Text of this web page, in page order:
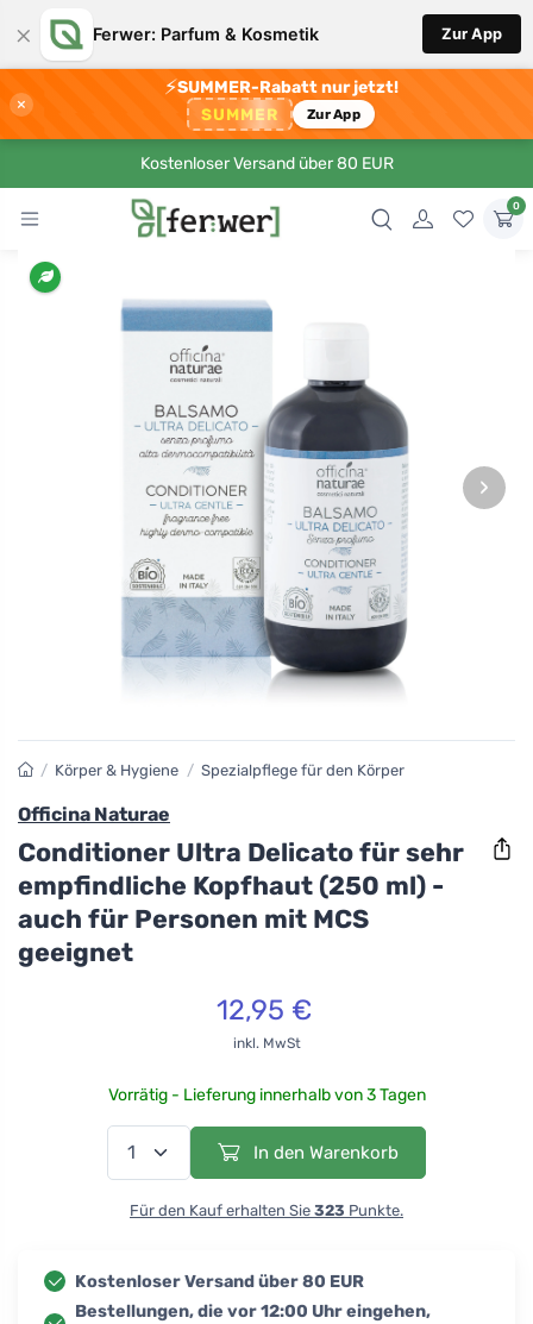
× Ferwer: Parfum & Kosmetik Zur App
×
⚡SUMMER-Rabatt nur jetzt!
SUMMER Zur App
Kostenloser Versand über 80 EUR
0
›
/ Körper & Hygiene / Spezialpflege für den Körper
Officina Naturae
Conditioner Ultra Delicato für sehr
empfindliche Kopfhaut (250 ml) -
auch für Personen mit MCS
geeignet
12,95 €
inkl. MwSt
Vorrätig - Lieferung innerhalb von 3 Tagen
In den Warenkorb
Für den Kauf erhalten Sie 323 Punkte.
Kostenloser Versand über 80 EUR
Bestellungen, die vor 12:00 Uhr eingehen,